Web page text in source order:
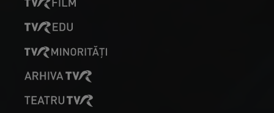
VLAD LUCIAN ARHIRE
Prezintă emisiunea Arena.